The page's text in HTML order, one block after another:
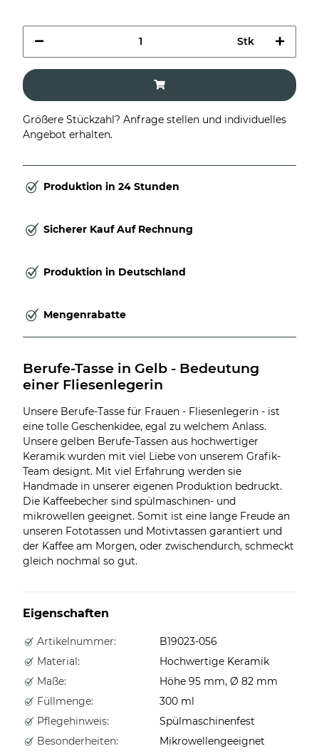
Stk
Größere Stückzahl? Anfrage stellen und individuelles
Angebot erhalten.
Produktion in 24 Stunden
Sicherer Kauf Auf Rechnung
Produktion in Deutschland
Mengenrabatte
Berufe-Tasse in Gelb - Bedeutung
einer Fliesenlegerin
Unsere Berufe-Tasse für Frauen - Fliesenlegerin - ist
eine tolle Geschenkidee, egal zu welchem Anlass.
Unsere gelben Berufe-Tassen aus hochwertiger
Keramik wurden mit viel Liebe von unserem Grafik-
Team designt. Mit viel Erfahrung werden sie
Handmade in unserer eigenen Produktion bedruckt.
Die Kaffeebecher sind spülmaschinen- und
mikrowellen geeignet. Somit ist eine lange Freude an
unseren Fototassen und Motivtassen garantiert und
der Kaffee am Morgen, oder zwischendurch, schmeckt
gleich nochmal so gut.
Eigenschaften
Artikelnummer:
B19023-056
Material:
Hochwertige Keramik
Maße:
Höhe 95 mm, Ø 82 mm
Füllmenge:
300 ml
Pflegehinweis:
Spülmaschinenfest
Besonderheiten:
Mikrowellengeeignet